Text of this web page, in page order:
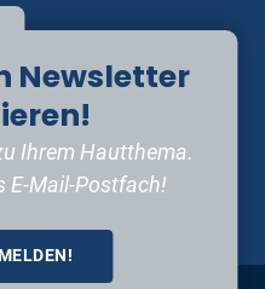
Newsletter
Ihrem Hautthema.
E-Mail-Postfach!